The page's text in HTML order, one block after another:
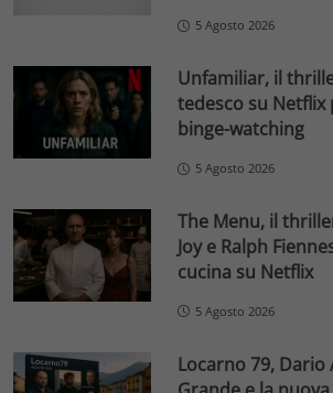
5 Agosto 2026
Unfamiliar, il
tedesco su
binge-watching
5 Agosto 2026
The Menu, il
Joy e Ralph
cucina su Netflix
5 Agosto 2026
Locarno 79, Dario